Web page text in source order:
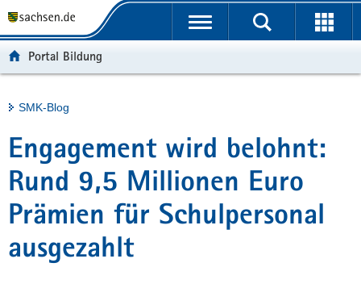
t
b
e
r
g
r
i
u
n
h
a
t
e
v
c
e
Portalübergreifende
Portal Bildung
Hauptinhalt
SMK-Blog
Engagement wird belohnt:
Rund 9,5 Millionen Euro
Prämien für Schulpersonal
ausgezahlt